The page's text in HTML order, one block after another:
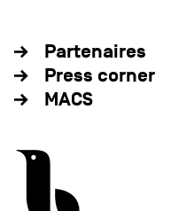
Partenaires
Press corner
MACS